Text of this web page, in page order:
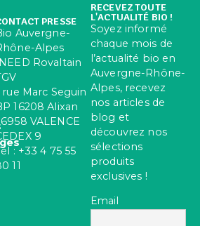
PRESSE
Auvergne-
Alpes
INEED Rovaltain
rue Marc Seguin
16208 Alixan
VALENCE
9
: +33 4 75 55
11
RECEVEZ TOUTE
L'ACTUALITÉ BIO !
Soyez informé
chaque mois de
l’actualité bio en
Auvergne-Rhône-
Alpes, recevez
nos articles de
blog et
découvrez nos
sélections
produits
exclusives !
Email